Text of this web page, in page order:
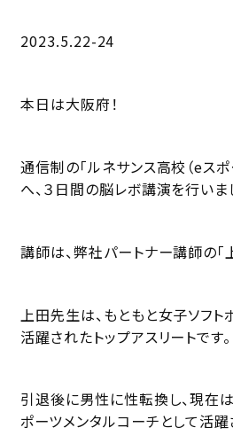
2023.5.22-24
本日は大阪府！
通信制の「ルネサンス高校（eス
へ、３日間の脳レボ講演を行いま
講師は、弊社パートナー講師の「
上田先生は、もともと女子ソフ
活躍されたトップアスリートです。
引退後に男性に性転換し、現在
ポーツメンタルコーチとして活躍